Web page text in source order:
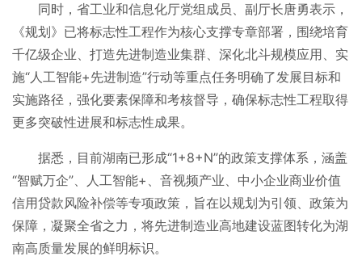
同时，省工业和信息化厅党组成员、副厅长唐勇表示，
《规划》已将标志性工程作为核心支撑专章部署，围绕培育
千亿级企业、打造先进制造业集群、深化北斗规模应用、实
施“人工智能+先进制造”行动等重点任务明确了发展目标和
实施路径，强化要素保障和考核督导，确保标志性工程取得
更多突破性进展和标志性成果。
据悉，目前湖南已形成“1+8+N”的政策支撑体系，涵盖
“智赋万企”、人工智能+、音视频产业、中小企业商业价值
信用贷款风险补偿等专项政策，旨在以规划为引领、政策为
保障，凝聚全省之力，将先进制造业高地建设蓝图转化为湖
南高质量发展的鲜明标识。